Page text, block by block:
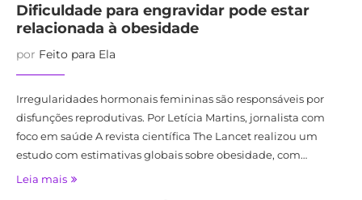
Dificuldade para engravidar pode estar
relacionada à obesidade
por Feito para Ela
Irregularidades hormonais femininas são responsáveis por
disfunções reprodutivas. Por Letícia Martins, jornalista com
foco em saúde A revista científica The Lancet realizou um
estudo com estimativas globais sobre obesidade, com…
Leia mais